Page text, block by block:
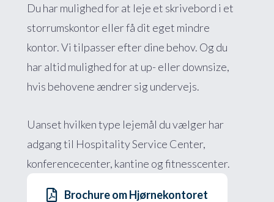
Du har mulighed for at leje et skrivebord i et
storrumskontor eller få dit eget mindre
kontor. Vi tilpasser efter dine behov. Og du
har altid mulighed for at up- eller downsize,
hvis behovene ændrer sig undervejs.
Uanset hvilken type lejemål du vælger har
adgang til Hospitality Service Center,
konferencecenter, kantine og fitnesscenter.
Brochure om Hjørnekontoret